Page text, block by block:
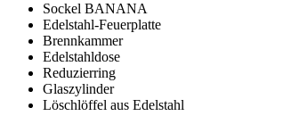
Sockel BANANA
Edelstahl-Feuerplatte
Brennkammer
Edelstahldose
Reduzierring
Glaszylinder
Löschlöffel aus Edelstahl